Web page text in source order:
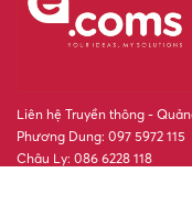
Liên hệ Truyền thông -
Phương Dung: 097 5972 115
Châu Ly: 086 6228 118